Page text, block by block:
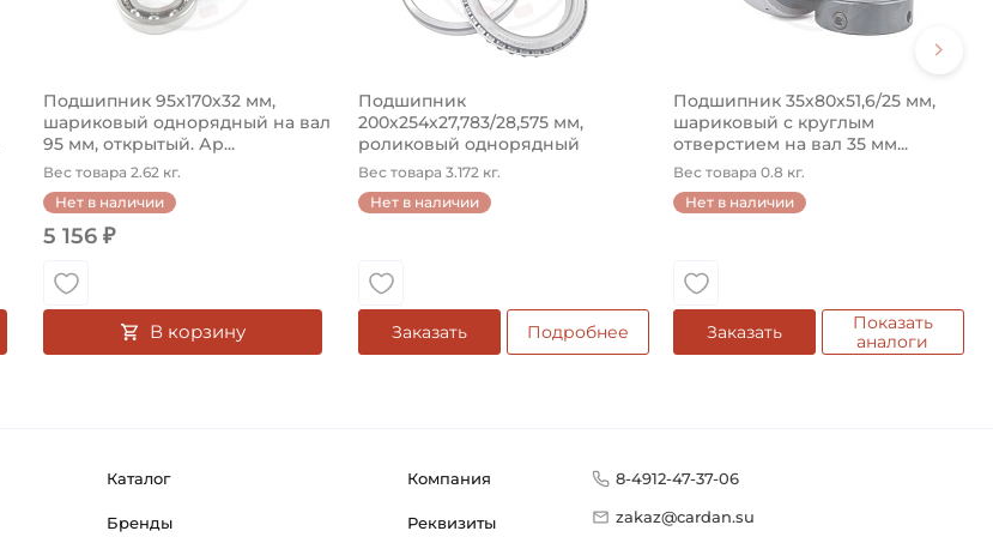
Подшипник 95х170х32 мм,
шариковый однорядный на вал
95 мм, открытый. Ар...
Вес товара 2.62 кг.
Нет в наличии
5 156 ₽
В корзину
Подшипник
200х254х27,783/28,575 мм,
роликовый однорядный
конический на ...
Вес товара 3.172 кг.
Нет в наличии
Заказать Подробнее
Подшипник 35х80х51,6/25 мм,
шариковый с круглым
отверстием на вал 35 мм...
Вес товара 0.8 кг.
Нет в наличии
Заказать
Показать
аналоги
Каталог
Бренды
Компания
Реквизиты
8-4912-47-37-06
zakaz@cardan.su